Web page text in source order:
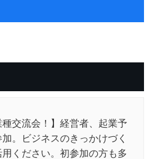
種交流会！】経営者、起業予
。ビジネスのきっかけづく
用ください。初参加の方も多